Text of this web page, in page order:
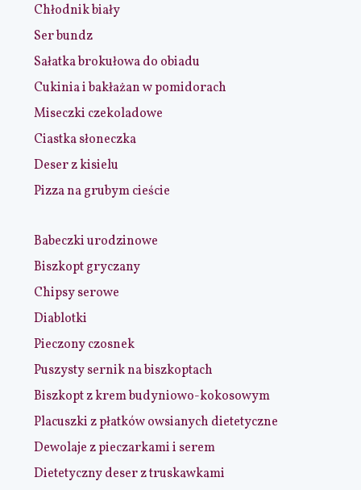
Chłodnik biały
Ser bundz
Sałatka brokułowa do obiadu
Cukinia i bakłażan w pomidorach
Miseczki czekoladowe
Ciastka słoneczka
Deser z kisielu
Pizza na grubym cieście
Babeczki urodzinowe
Biszkopt gryczany
Chipsy serowe
Diablotki
Pieczony czosnek
Puszysty sernik na biszkoptach
Biszkopt z krem budyniowo-kokosowym
Placuszki z płatków owsianych dietetyczne
Dewolaje z pieczarkami i serem
Dietetyczny deser z truskawkami